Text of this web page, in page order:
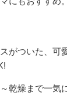
がついた、可
乾燥まで一気